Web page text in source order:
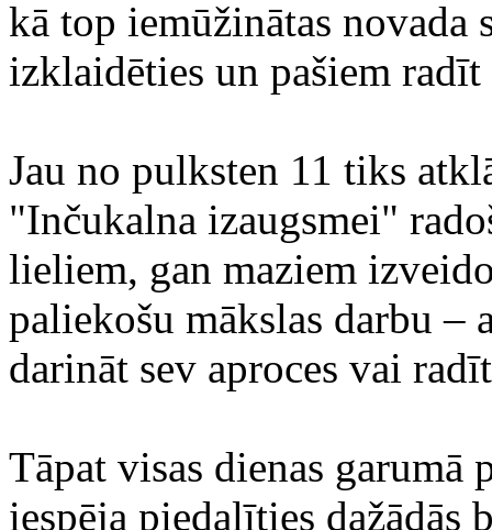
kā top iemūžinātas novada
izklaidēties un pašiem radīt
Jau no pulksten 11 tiks
"Inčukalna izaugsmei"
lieliem, gan maziem
paliekošu mākslas darbu
darināt sev aproces vai
Tāpat visas dienas garumā
iespēja piedalīties dažādās